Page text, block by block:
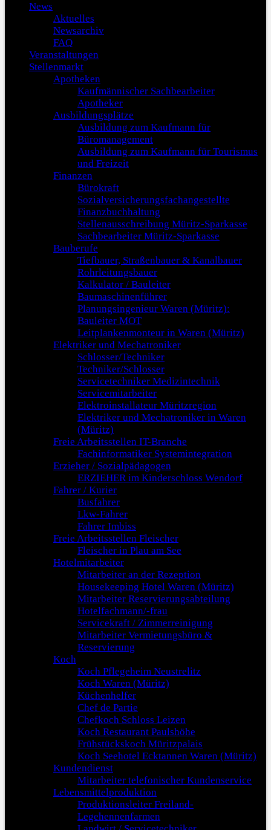
News
Aktuelles
Newsarchiv
FAQ
Veranstaltungen
Stellenmarkt
Apotheken
Kaufmännischer Sachbearbeiter
Apotheker
Ausbildungsplätze
Ausbildung zum Kaufmann für
Büromanagement
Ausbildung zum Kaufmann für Tourismus
und Freizeit
Finanzen
Bürokraft
Sozialversicherungsfachangestellte
Finanzbuchhaltung
Stellenausschreibung Müritz-Sparkasse
Sachbearbeiter Müritz-Sparkasse
Bauberufe
Tiefbauer, Straßenbauer & Kanalbauer
Rohrleitungsbauer
Kalkulator / Bauleiter
Baumaschinenführer
Planungsingenieur Waren (Müritz):
Bauleiter MOT
Leitplankenmonteur in Waren (Müritz)
Elektriker und Mechatroniker
Schlosser/Techniker
Techniker/Schlosser
Servicetechniker Medizintechnik
Servicemitarbeiter
Elektroinstallateur Müritzregion
Elektriker und Mechatroniker in Waren
(Müritz)
Freie Arbeitsstellen IT-Branche
Fachinformatiker Systemintegration
Erzieher / Sozialpädagogen
ERZIEHER im Kinderschloss Wendorf
Fahrer / Kurier
Busfahrer
Lkw-Fahrer
Fahrer Imbiss
Freie Arbeitsstellen Fleischer
Fleischer in Plau am See
Hotelmitarbeiter
Mitarbeiter an der Rezeption
Housekeeping Hotel Waren (Müritz)
Mitarbeiter Reservierungsabteilung
Hotelfachmann/-frau
Servicekraft / Zimmerreinigung
Mitarbeiter Vermietungsbüro &
Reservierung
Koch
Koch Pflegeheim Neustrelitz
Koch Waren (Müritz)
Küchenhelfer
Chef de Partie
Chefkoch Schloss Leizen
Koch Restaurant Paulshöhe
Frühstückskoch Müritzpalais
Koch Seehotel Ecktannen Waren (Müritz)
Kundendienst
Mitarbeiter telefonischer Kundenservice
Lebensmittelproduktion
Produktionsleiter Freiland-
Legehennenfarmen